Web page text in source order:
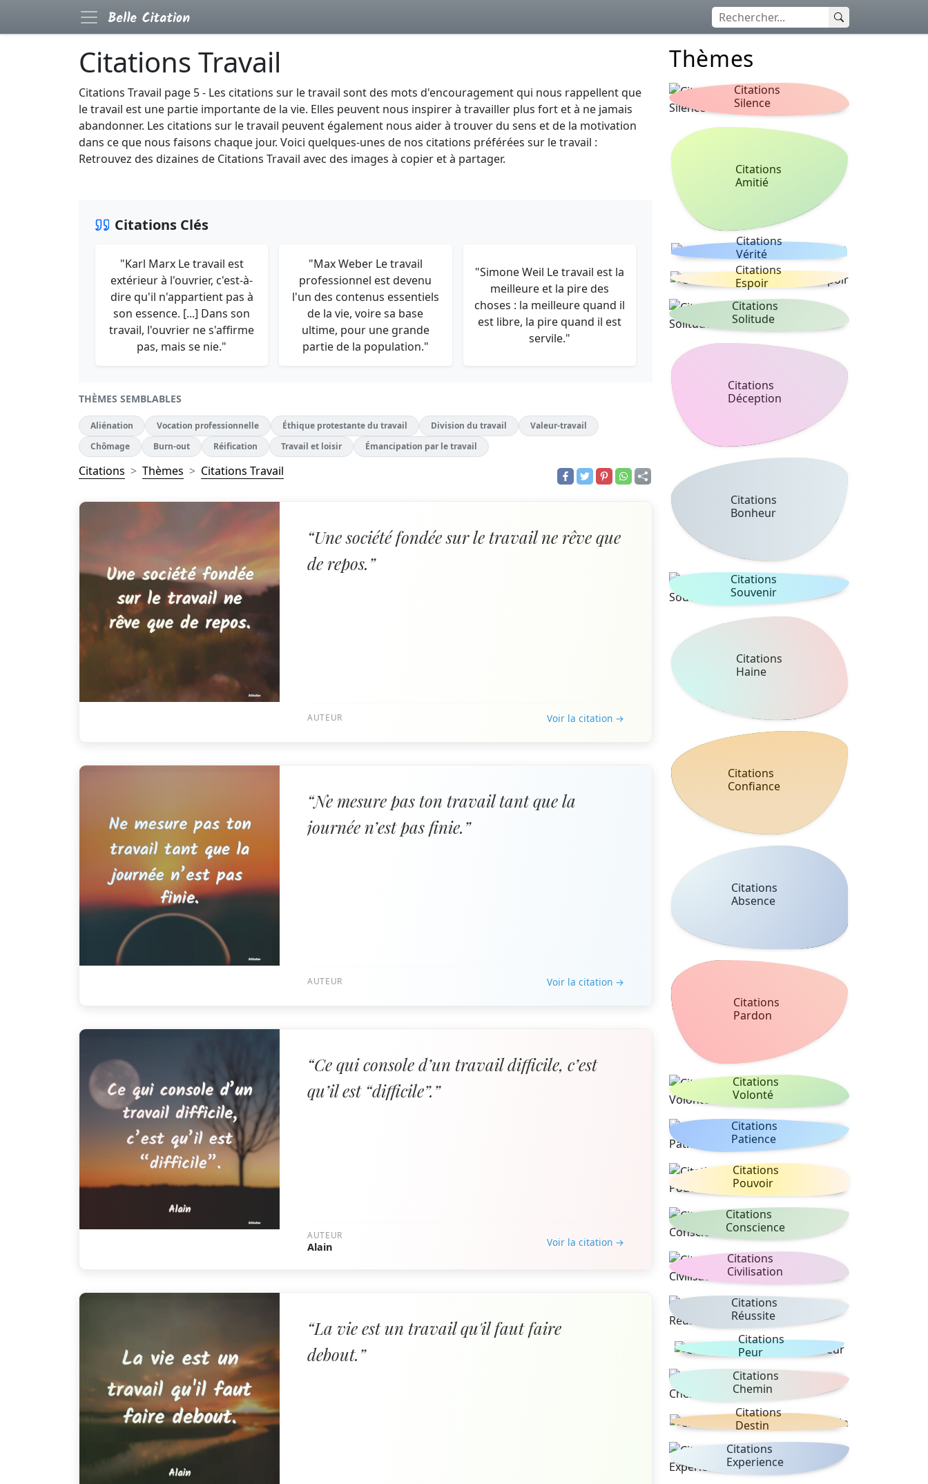
Citations Travail
Citations Travail page 5 - Les citations sur le travail sont des mots d'encouragement qui nous rappellent que
le travail est une partie importante de la vie. Elles peuvent nous inspirer à travailler plus fort et à ne jamais
abandonner. Les citations sur le travail peuvent également nous aider à trouver du sens et de la motivation
dans ce que nous faisons chaque jour. Voici quelques-unes de nos citations préférées sur le travail :
Retrouvez des dizaines de Citations Travail avec des images à copier et à partager.
Citations Clés
"Karl Marx Le travail est
extérieur à l'ouvrier, c'est-à-
dire qu'il n'appartient pas à
son essence. [...] Dans son
travail, l'ouvrier ne s'affirme
pas, mais se nie."
"Max Weber Le travail
professionnel est devenu
l'un des contenus essentiels
de la vie, voire sa base
ultime, pour une grande
partie de la population."
"Simone Weil Le travail est la
meilleure et la pire des
choses : la meilleure quand il
est libre, la pire quand il est
servile."
THÈMES SEMBLABLES
Aliénation Vocation professionnelle Éthique protestante du travail Division du travail
Valeur-travail
Chômage
Burn-out Réification Travail et loisir Émancipation par le travail
Citations Thèmes Citations Travail
“Une société fondée sur le travail ne rêve que
de repos.”
AUTEUR Voir la citation →
“Ne mesure pas ton travail tant que la
journée n’est pas finie.”
AUTEUR Voir la citation →
“Ce qui console d’un travail difficile, c’est
qu’il est “difficile”.”
AUTEUR
Alain Voir la citation →
“La vie est un travail qu'il faut faire
debout.”
Thèmes
Citations
Silence
Citations
Amitié
Citations
Vérité
Citations
Espoir
Citations
Solitude
Citations
Déception
Citations
Bonheur
Citations
Souvenir
Citations
Haine
Citations
Confiance
Citations
Absence
Citations
Pardon
Citations
Volonté
Citations
Patience
Citations
Pouvoir
Citations
Conscience
Citations
Civilisation
Citations
Réussite
Citations
Peur
Citations
Chemin
Citations
Destin
Citations
Experience